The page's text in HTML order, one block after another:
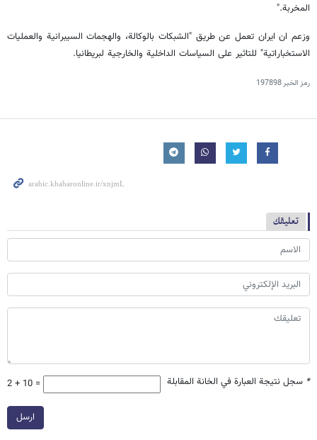
المخربة."
وزعم ان ايران تعمل عن طريق "الشبكات بالوكالة، والهجمات السيبرانية والعمليات
الاستخباراتية" للتاثير على السياسات الداخلية والخارجية لبريطانيا.
رمز الخبر197898
تعليقك
* سجل نتيجة العبارة في الخانة المقابلة 2 + 10 =
ارسل